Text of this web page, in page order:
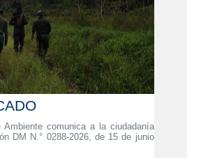
Ambiente comunica a la ciudadanía
DM N.° 0288-2026, de 15 de junio